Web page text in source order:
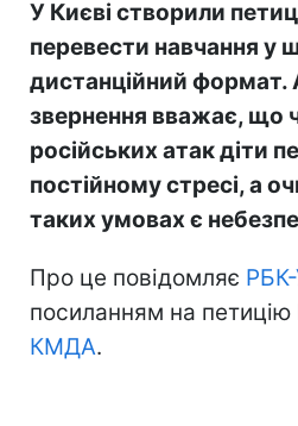
У Києві створили
перевести навчання у
дистанційний формат.
звернення вважає, що
російських атак діти
постійному стресі, а
таких умовах є
Про це повідомляє РБК-
посиланням на
КМДА.